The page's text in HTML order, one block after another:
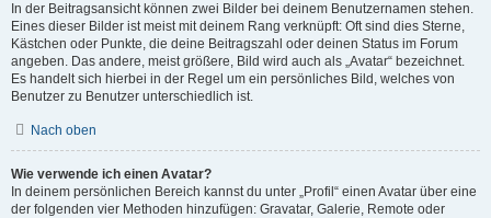
In der Beitragsansicht können zwei Bilder bei deinem Benutzernamen stehen.
Eines dieser Bilder ist meist mit deinem Rang verknüpft: Oft sind dies Sterne,
Kästchen oder Punkte, die deine Beitragszahl oder deinen Status im Forum
angeben. Das andere, meist größere, Bild wird auch als „Avatar“ bezeichnet.
Es handelt sich hierbei in der Regel um ein persönliches Bild, welches von
Benutzer zu Benutzer unterschiedlich ist.
Nach oben
Wie verwende ich einen Avatar?
In deinem persönlichen Bereich kannst du unter „Profil“ einen Avatar über eine
der folgenden vier Methoden hinzufügen: Gravatar, Galerie, Remote oder